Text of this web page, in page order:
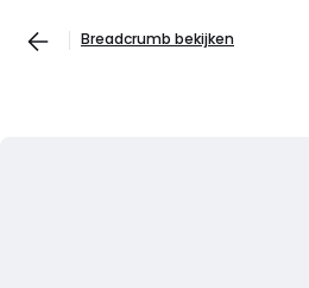
Breadcrumb bekijken